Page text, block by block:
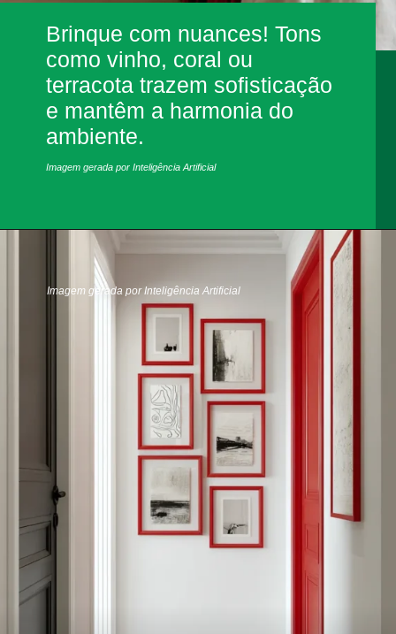
Brinque com nuances! Tons
como vinho, coral ou
terracota trazem sofisticação
e mantêm a harmonia do
ambiente.